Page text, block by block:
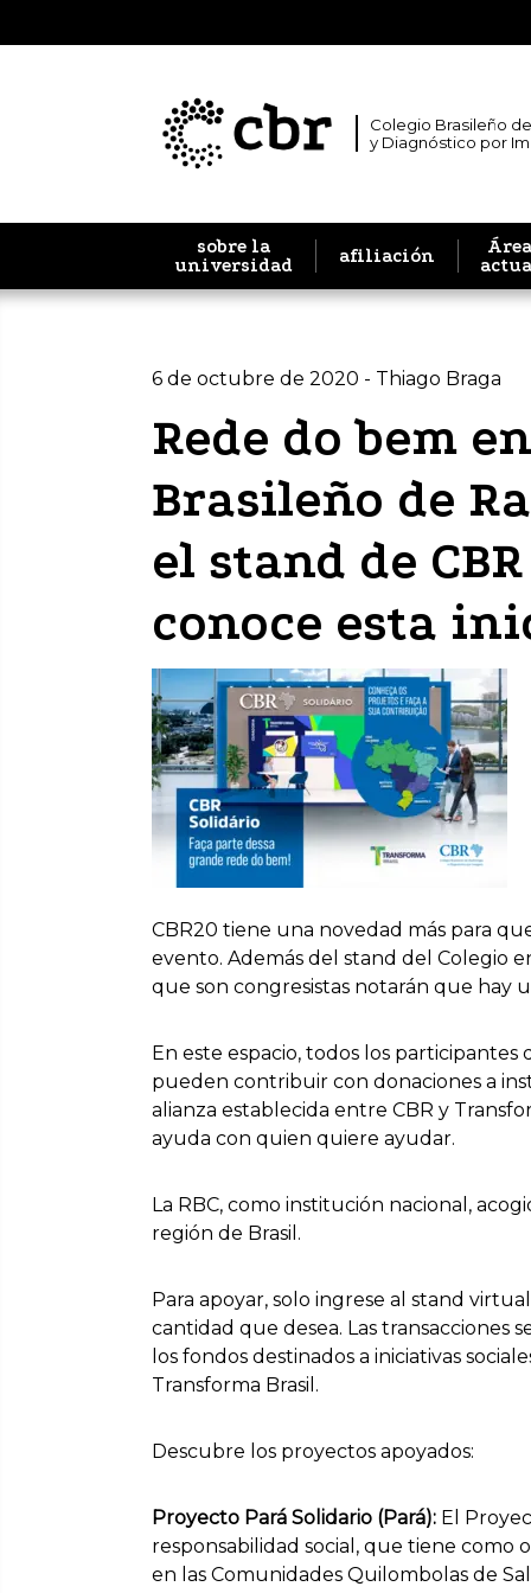
Colegio Brasileño
y Diagnóstico por
sobre la
universidad
afiliación
6 de octubre de 2020 - Thiago Braga
Rede do bem
Brasileño de
el stand de
conoce esta
CBR20 tiene una novedad más para
evento. Además del stand del Colegio
que son congresistas notarán que hay
En este espacio, todos los participantes
pueden contribuir con donaciones a
alianza establecida entre CBR y
ayuda con quien quiere ayudar.
La RBC, como institución nacional,
región de Brasil.
Para apoyar, solo ingrese al stand
cantidad que desea. Las transacciones
los fondos destinados a iniciativas
Transforma Brasil.
Descubre los proyectos apoyados:
Proyecto Pará Solidario (Pará): El
responsabilidad social, que tiene como
en las Comunidades Quilombolas de